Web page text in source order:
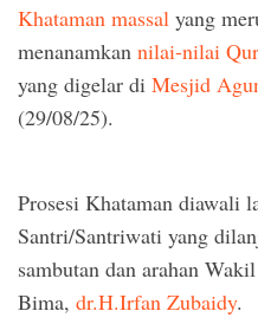
Khataman massal yang
menanamkan nilai-nilai
yang digelar di Mesjid
(29/08/25).
Prosesi Khataman diawali
Santri/Santriwati yang
sambutan dan arahan
Bima, dr.H.Irfan Zubaidy.